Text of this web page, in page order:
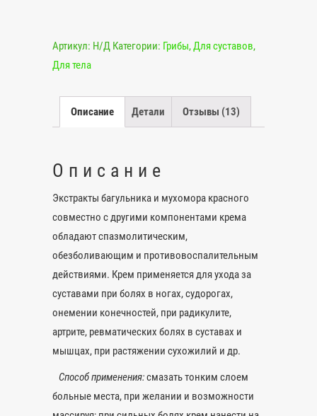
мухомором
для
суставов
и
ml
Артикул: Н/Д Категории: Грибы,Для суставов,
Для тела
Описание Детали Отзывы (13)
Описание
Экстракты багульника и мухомора красного
совместно с другими компонентами крема
обладают спазмолитическим,
обезболивающим и противовоспалительным
действиями. Крем применяется для ухода за
суставами при болях в ногах, судорогах,
онемении конечностей, при радикулите,
артрите, ревматических болях в суставах и
мышцах, при растяжении сухожилий и др.
Способ применения:смазать тонким слоем
больные места, при желании и возможности